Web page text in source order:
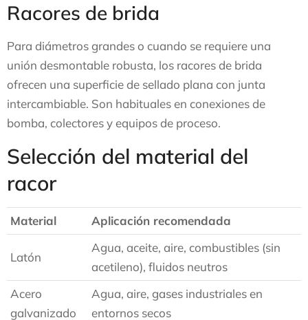
Racores de brida
Para diámetros grandes o cuando se requiere una
unión desmontable robusta, los racores de brida
ofrecen una superficie de sellado plana con junta
intercambiable. Son habituales en conexiones de
bomba, colectores y equipos de proceso.
Selección del material del
racor
Material Aplicación recomendada
Latón
Agua, aceite, aire, combustibles (sin
acetileno), fluidos neutros
Acero
galvanizado
Agua, aire, gases industriales en
entornos secos